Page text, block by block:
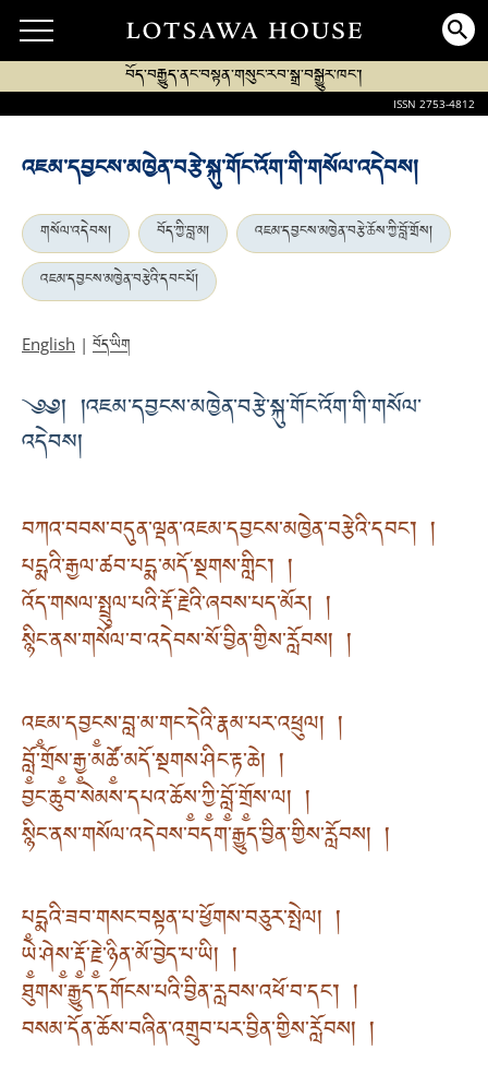
བོད་བརྒྱུད་ནང་བསྟན་གསུང་རབ་སྒྲ་བསྒྱུར་ཁང་།
ISSN 2753-4812
འཇམ་དབྱངས་མཁྱེན་བརྩེ་སྐུ་གོང་འོག་གི་གསོལ་འདེབས།
གསོལ་འདེབས། བོད་ཀྱི་བླ་མ།
འཇམ་དབྱངས་མཁྱེན་བརྩེ་ཆོས་ཀྱི་བློ་གྲོས།
འཇམ་དབྱངས་མཁྱེན་བརྩེའི་དབང་པོ།
English | བོད་ཡིག
༄༅། །འཇམ་དབྱངས་མཁྱེན་བརྩེ་སྐུ་གོང་འོག་གི་གསོལ་
འདེབས།
བཀའ་བབས་བདུན་ལྡན་འཇམ་དབྱངས་མཁྱེན་བརྩེའི་དབང་། །
པདྨའི་རྒྱལ་ཚབ་པདྨ་མདོ་སྔགས་གླིང་། །
འོད་གསལ་སྤྲུལ་པའི་རྡོ་རྗེའི་ཞབས་པད་མོར། །
སྙིང་ནས་གསོལ་བ་འདེབས་སོ་བྱིན་གྱིས་རློབས། །
འཇ༵མ་དབྱང༵ས་བླ་མ་གང་དེའི་རྣམ་པར་འཕྲུལ། །
བློ༵་གྲོས༵་རྒྱ༵་མཚོ༵་མདོ་སྔགས་ཤིང་རྟ་ཆེ། །
བྱང་ཆུབ་སེམས་དཔའ་ཆོས༵་ཀྱི༵་བློ༵་གྲོ༵ས་ལ། །
སྙིང་ནས་གསོལ་འདེབས་བདག་རྒྱུད་བྱིན་གྱིས་རློབས། །
པ༵དྨའི་ཟབ་གསང་བསྟན་པ་ཕྱོགས་བཅུར་སྤེལ། །
ཡེ༵་ཤེས༵་རྡོ༵་རྗེ༵་ཉིན་མོ་བྱེད་པ་ཡི། །
ཐུགས་རྒྱུད་དགོངས་པའི་བྱིན་རླབས་འཕོ་བ་དང་། །
བསམ་དོན་ཆོས་བཞིན་འགྲུབ་པར་བྱིན་གྱིས་རློབས། །